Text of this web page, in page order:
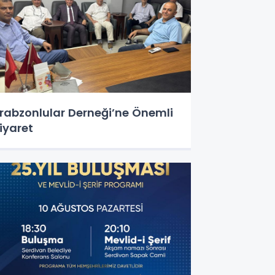
Derneği’ne Önemli